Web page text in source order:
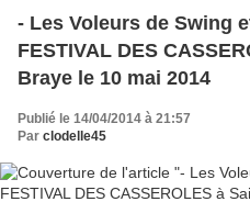
- Les Voleurs de Swing
FESTIVAL DES
Braye le 10 mai 2014
Publié le 14/04/2014 à 21:57
Par clodelle45